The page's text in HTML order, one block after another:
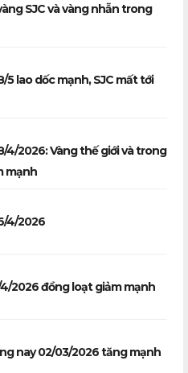
SJC và vàng nhẫn trong
5 lao dốc mạnh, SJC mất tới
4/2026: Vàng thế giới và trong
mạnh
4/2026
2026 đồng loạt giảm mạnh
nay 02/03/2026 tăng mạnh